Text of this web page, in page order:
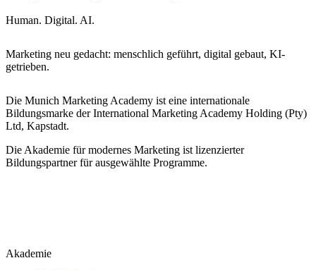
Human. Digital. AI.
Marketing neu gedacht: menschlich geführt, digital gebaut, KI-
getrieben.
Die Munich Marketing Academy ist eine internationale
Bildungsmarke der International Marketing Academy Holding (Pty)
Ltd, Kapstadt.
Die Akademie für modernes Marketing ist lizenzierter
Bildungspartner für ausgewählte Programme.
Akademie